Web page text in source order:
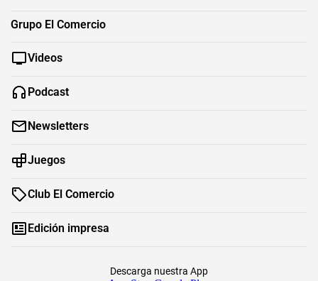
Grupo El Comercio
Videos
Podcast
Newsletters
Juegos
Club El Comercio
Edición impresa
Descarga nuestra App